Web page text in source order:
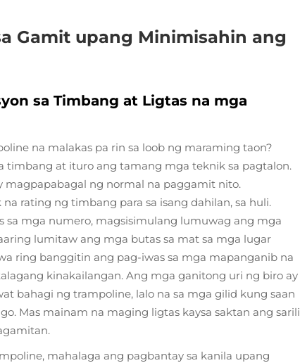
Gamit upang Minimisahin ang
sa Timbang at Ligtas na mga
na malakas pa rin sa loob ng maraming taon?
timbang at ituro ang tamang mga teknik sa pagtalon.
ng normal na paggamit nito.
rating ng timbang para sa isang dahilan, sa huli.
sa mga numero, magsisimulang lumuwag ang mga
lumitaw ang mga butas sa mat sa mga lugar
ring banggitin ang pag-iwas sa mga mapanganib na
kinakailangan. Ang mga ganitong uri ng biro ay
bahagi ng trampoline, lalo na sa mga gilid kung saan
Mas mainam na maging ligtas kaysa saktan ang sarili
mahalaga ang pagbantay sa kanila upang